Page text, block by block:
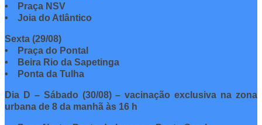
• Praça NSV
• Joia do Atlântico
Sexta (29/08)
• Praça do Pontal
• Beira Rio da Sapetinga
• Ponta da Tulha
Dia D – Sábado (30/08) – vacinação exclusiva na zona
urbana de 8 da manhã às 16 h